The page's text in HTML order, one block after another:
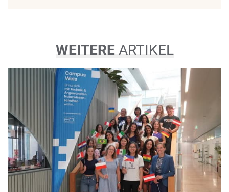
WEITEREARTIKEL